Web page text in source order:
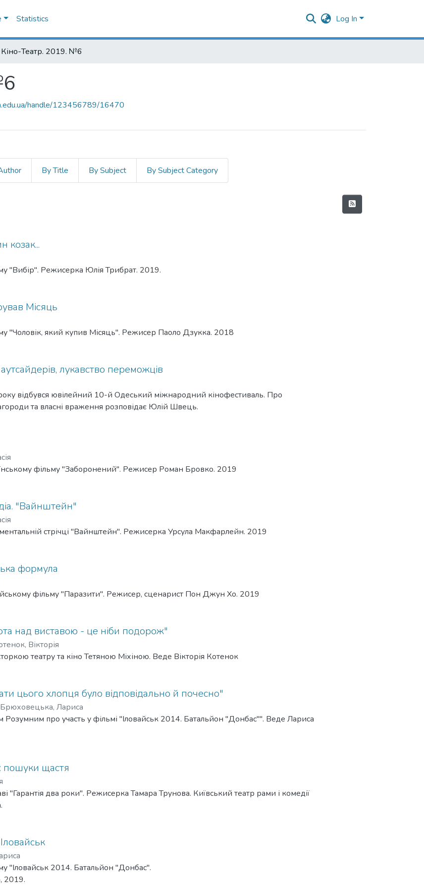
Statistics Log In
Кіно-Театр. 2019. №6
handle/123456789/16470
By Title By Subject By Subject Category
козак...
"Вибір". Режисерка Юлія Трибрат. 2019.
Місяць
"Чоловік, який купив Місяць". Режисер Паоло Дзукка. 2018
лукавство переможців
відбувся ювілейний 10-й Одеський міжнародний кінофестиваль. Про
та власні враження розповідає Юлій Швець.
фільму "Заборонений". Режисер Роман Бровко. 2019
"Вайнштейн"
стрічці "Вайнштейн". Режисерка Урсула Макфарлейн. 2019
формула
фільму "Паразити". Режисер, сценарист Пон Джун Хо. 2019
над виставою - це ніби подорож"
Вікторія
театру та кіно Тетяною Міхіною. Веде Вікторія Котенок
цього хлопця було відповідально й почесно"
Брюховецька, Лариса
Розумним про участь у фільмі "Іловайськ 2014. Батальйон "Донбас"". Веде Лариса
пошуки щастя
"Гарантія два роки". Режисерка Тамара Трунова. Київський театр рами і комедії
"Іловайськ 2014. Батальйон "Донбас".
2019.